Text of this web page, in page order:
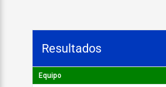
n
r
Resultados
Equipo